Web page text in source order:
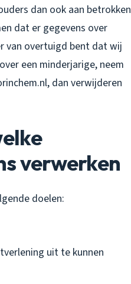
dan ook aan betrokken
dat er gegevens over
van overtuigd bent dat wij
een minderjarige, neem
dan verwijderen
verwerken
doelen:
uit te kunnen